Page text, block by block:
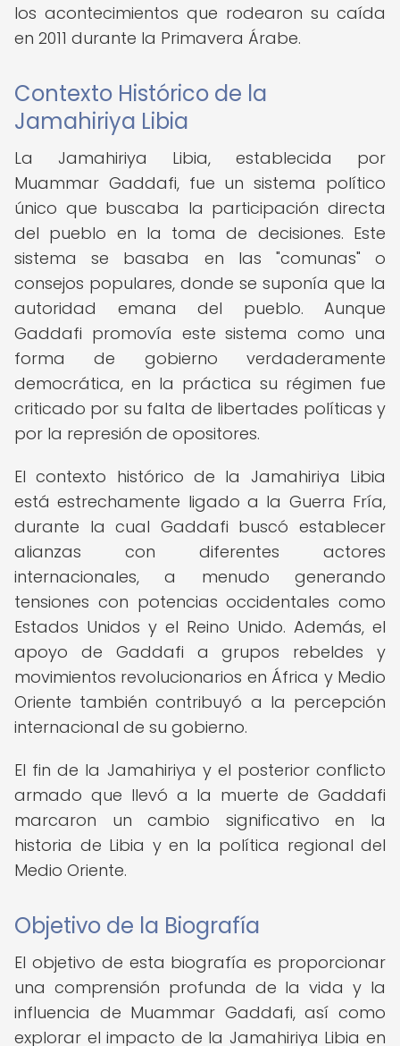
los acontecimientos que rodearon su caída
en 2011 durante la Primavera Árabe.
Contexto Histórico de la
Jamahiriya Libia
La Jamahiriya Libia, establecida por
Muammar Gaddafi, fue un sistema político
único que buscaba la participación directa
del pueblo en la toma de decisiones. Este
sistema se basaba en las "comunas" o
consejos populares, donde se suponía que la
autoridad emana del pueblo. Aunque
Gaddafi promovía este sistema como una
forma de gobierno verdaderamente
democrática, en la práctica su régimen fue
criticado por su falta de libertades políticas y
por la represión de opositores.
El contexto histórico de la Jamahiriya Libia
está estrechamente ligado a la Guerra Fría,
durante la cual Gaddafi buscó establecer
alianzas con diferentes actores
internacionales, a menudo generando
tensiones con potencias occidentales como
Estados Unidos y el Reino Unido. Además, el
apoyo de Gaddafi a grupos rebeldes y
movimientos revolucionarios en África y Medio
Oriente también contribuyó a la percepción
internacional de su gobierno.
El fin de la Jamahiriya y el posterior conflicto
armado que llevó a la muerte de Gaddafi
marcaron un cambio significativo en la
historia de Libia y en la política regional del
Medio Oriente.
Objetivo de la Biografía
El objetivo de esta biografía es proporcionar
una comprensión profunda de la vida y la
influencia de Muammar Gaddafi, así como
explorar el impacto de la Jamahiriya Libia en